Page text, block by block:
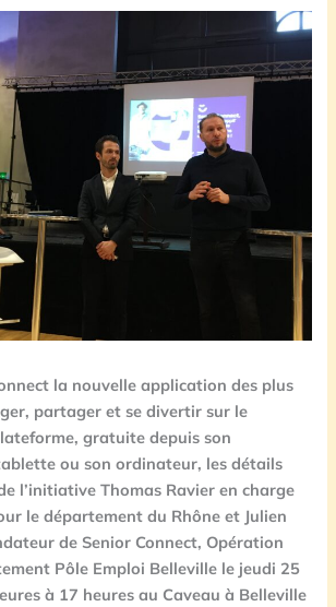
la nouvelle application des plus
partager et se divertir sur le
gratuite depuis son
ou son ordinateur, les détails
l’initiative Thomas Ravier en charge
le département du Rhône et Julien
de Senior Connect, Opération
Pôle Emploi Belleville le jeudi 25
à 17 heures au Caveau à Belleville